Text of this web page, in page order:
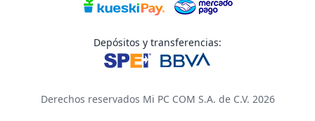
Depósitos y transferencias:
Derechos reservados Mi PC COM S.A. de C.V. 2026